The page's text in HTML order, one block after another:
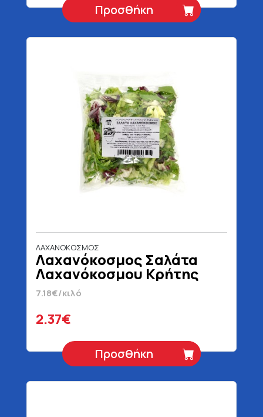
Προσθήκη
ΛΑΧΑΝΟΚΟΣΜΟΣ
Λαχανόκοσμος Σαλάτα
Λαχανόκοσμου Κρήτης
330 gr
7.18€/κιλό
2.37€
Προσθήκη